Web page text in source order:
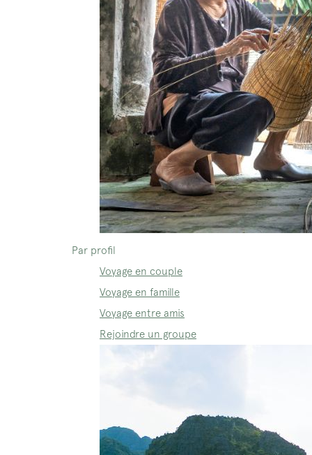
Par profil
Voyage en couple
Voyage en famille
Voyage entre amis
Rejoindre un groupe